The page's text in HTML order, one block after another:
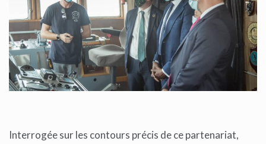
Interrogée sur les contours précis de ce partenariat,